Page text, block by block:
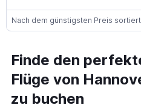
Nach dem günstigsten Preis sortiert
Finde den
Flüge von
zu buchen